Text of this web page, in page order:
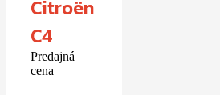
Citroën
C4
Predajná
cena